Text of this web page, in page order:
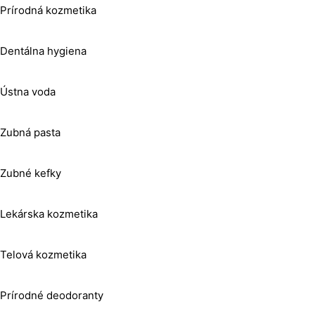
Prírodná kozmetika
Dentálna hygiena
Ústna voda
Zubná pasta
Zubné kefky
Lekárska kozmetika
Telová kozmetika
Prírodné deodoranty